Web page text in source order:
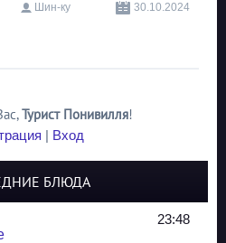
Шин-ку
30.10.2024
,Турист Понивилля!
| Вход
БЛЮДА
23:48